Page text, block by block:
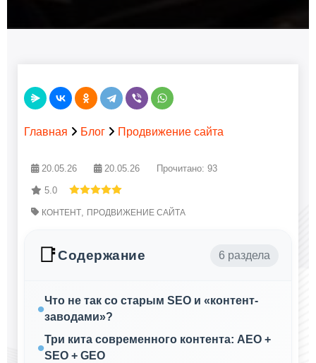
Главная Блог Продвижение сайта
20.05.26 20.05.26 Прочитано: 93
5.0
КОНТЕНТ, ПРОДВИЖЕНИЕ САЙТА
📑Содержание 6 раздела
Что не так со старым SEO и «контент-
заводами»?
Три кита современного контента: AEO +
SEO + GEO